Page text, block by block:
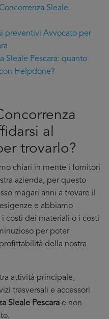
Sleale
preventivi Avvocato per
Sleale Pescara: quanto
Helpdone?
al
trovarlo?
chiari in mente i fornitori
azienda, per questo
magari anni a trovare il
e abbiamo
costi dei materiali o i costi
per poter
della nostra
attività principale,
trasversali e accessori
Sleale Pescara e non